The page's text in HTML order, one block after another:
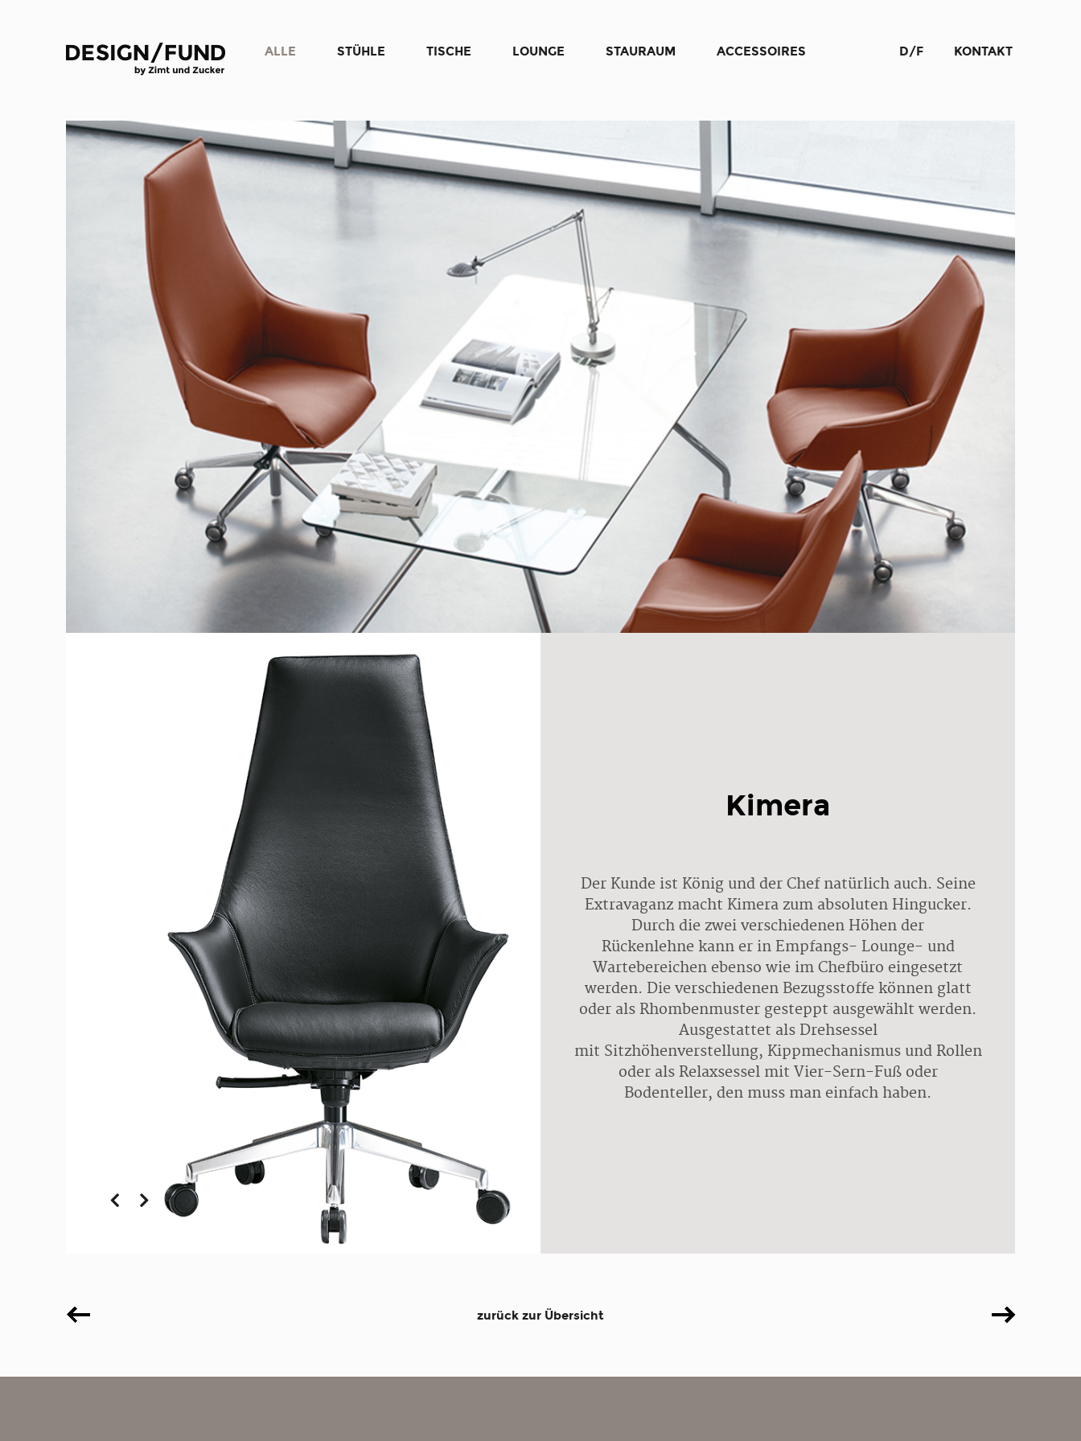
Kimera
Der Kunde ist König und der Chef natürlich auch. Seine
Extravaganz macht Kimera zum absoluten Hingucker.
Durch die zwei verschiedenen Höhen der
Rückenlehne kann er in Empfangs- Lounge- und
Wartebereichen ebenso wie im Chefbüro eingesetzt
werden. Die verschiedenen Bezugsstoffe können glatt
oder als Rhombenmuster gesteppt ausgewählt werden.
Ausgestattet als Drehsessel
mit Sitzhöhenverstellung, Kippmechanismus und Rollen
oder als Relaxsessel mit Vier-Sern-Fuß oder
Bodenteller, den muss man einfach haben.
zurück zur Übersicht